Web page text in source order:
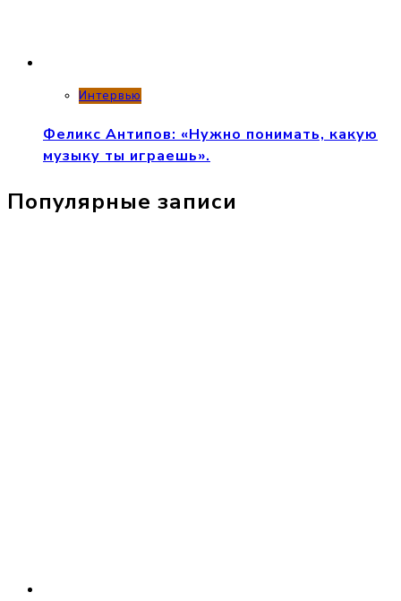
Интервью
Феликс Антипов: «Нужно понимать, какую
музыку ты играешь».
Популярные записи